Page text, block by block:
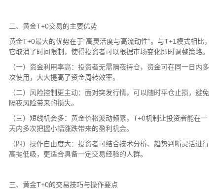
二、黄金T+0交易的主要优势
黄金T+0最大的优势在于“高灵活度与高流动性”。与T+1模式相比，
它取消了时间限制，使得投资者可以根据市场变化即时调整策略。
（一）资金利用率高：投资者无需隔夜持仓，资金可在同一日内多
次使用，大大提高了资金周转效率。
（二）风险控制更主动：面对突发行情，可以随时平仓止损，避免
隔夜风险带来的损失。
（三）短线机会多：黄金价格波动频繁，T+0机制让投资者能在一
天内多次把握小幅涨跌带来的盈利机会。
（四）操作自由度大：投资者可结合技术分析、趋势判断灵活进行
高抛低吸，更适合具备一定交易经验的人群。
三、黄金T+0的交易技巧与操作要点